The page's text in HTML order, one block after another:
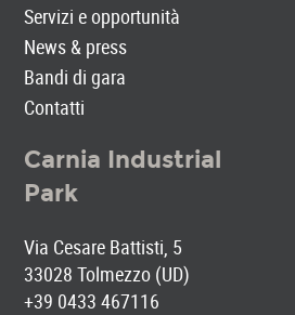
Servizi e opportunità
News & press
Bandi di gara
Contatti
Carnia Industrial
Park
Via Cesare Battisti, 5
33028 Tolmezzo (UD)
+39 0433 467116